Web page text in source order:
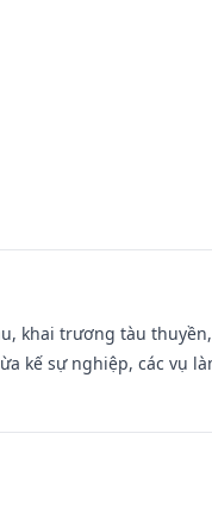
khai trương tàu
kế sự nghiệp, các vụ